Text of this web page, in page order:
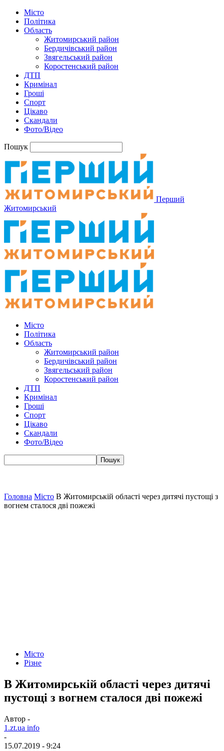
Місто
Політика
Область
Житомирський район
Бердичівський район
Звягельський район
Коростенський район
ДТП
Кримінал
Гроші
Спорт
Цікаво
Скандали
Фото/Відео
Пошук
Перший
Житомирський
Місто
Політика
Область
Житомирський район
Бердичівський район
Звягельський район
Коростенський район
ДТП
Кримінал
Гроші
Спорт
Цікаво
Скандали
Фото/Відео
Головна Місто В Житомирській області через дитячі пустощі з
вогнем сталося дві пожежі
Місто
Різне
В Житомирській області через дитячі
пустощі з вогнем сталося дві пожежі
Автор -
1.zt.ua info
-
15.07.2019 - 9:24